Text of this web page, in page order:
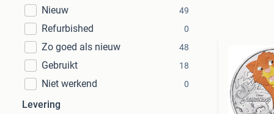
Nieuw
49
Refurbished 0
Zo goed als nieuw 48
Gebruikt 18
Niet werkend 0
Levering